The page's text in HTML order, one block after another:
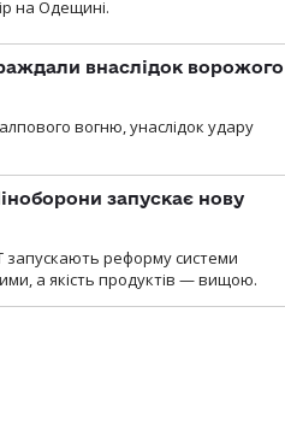
на Одещині.
внаслідок ворожого
вогню, унаслідок удару
запускає нову
запускають реформу системи
а якість продуктів — вищою.